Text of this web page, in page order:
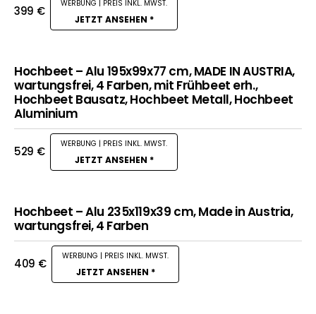
399 €
JETZT ANSEHEN *
Hochbeet – Alu 195x99x77 cm, MADE IN AUSTRIA,
wartungsfrei, 4 Farben, mit Frühbeet erh.,
Hochbeet Bausatz, Hochbeet Metall, Hochbeet
Aluminium
529 €
JETZT ANSEHEN *
Hochbeet – Alu 235x119x39 cm, Made in Austria,
wartungsfrei, 4 Farben
409 €
JETZT ANSEHEN *